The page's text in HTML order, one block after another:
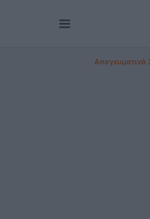
Απογευματινά